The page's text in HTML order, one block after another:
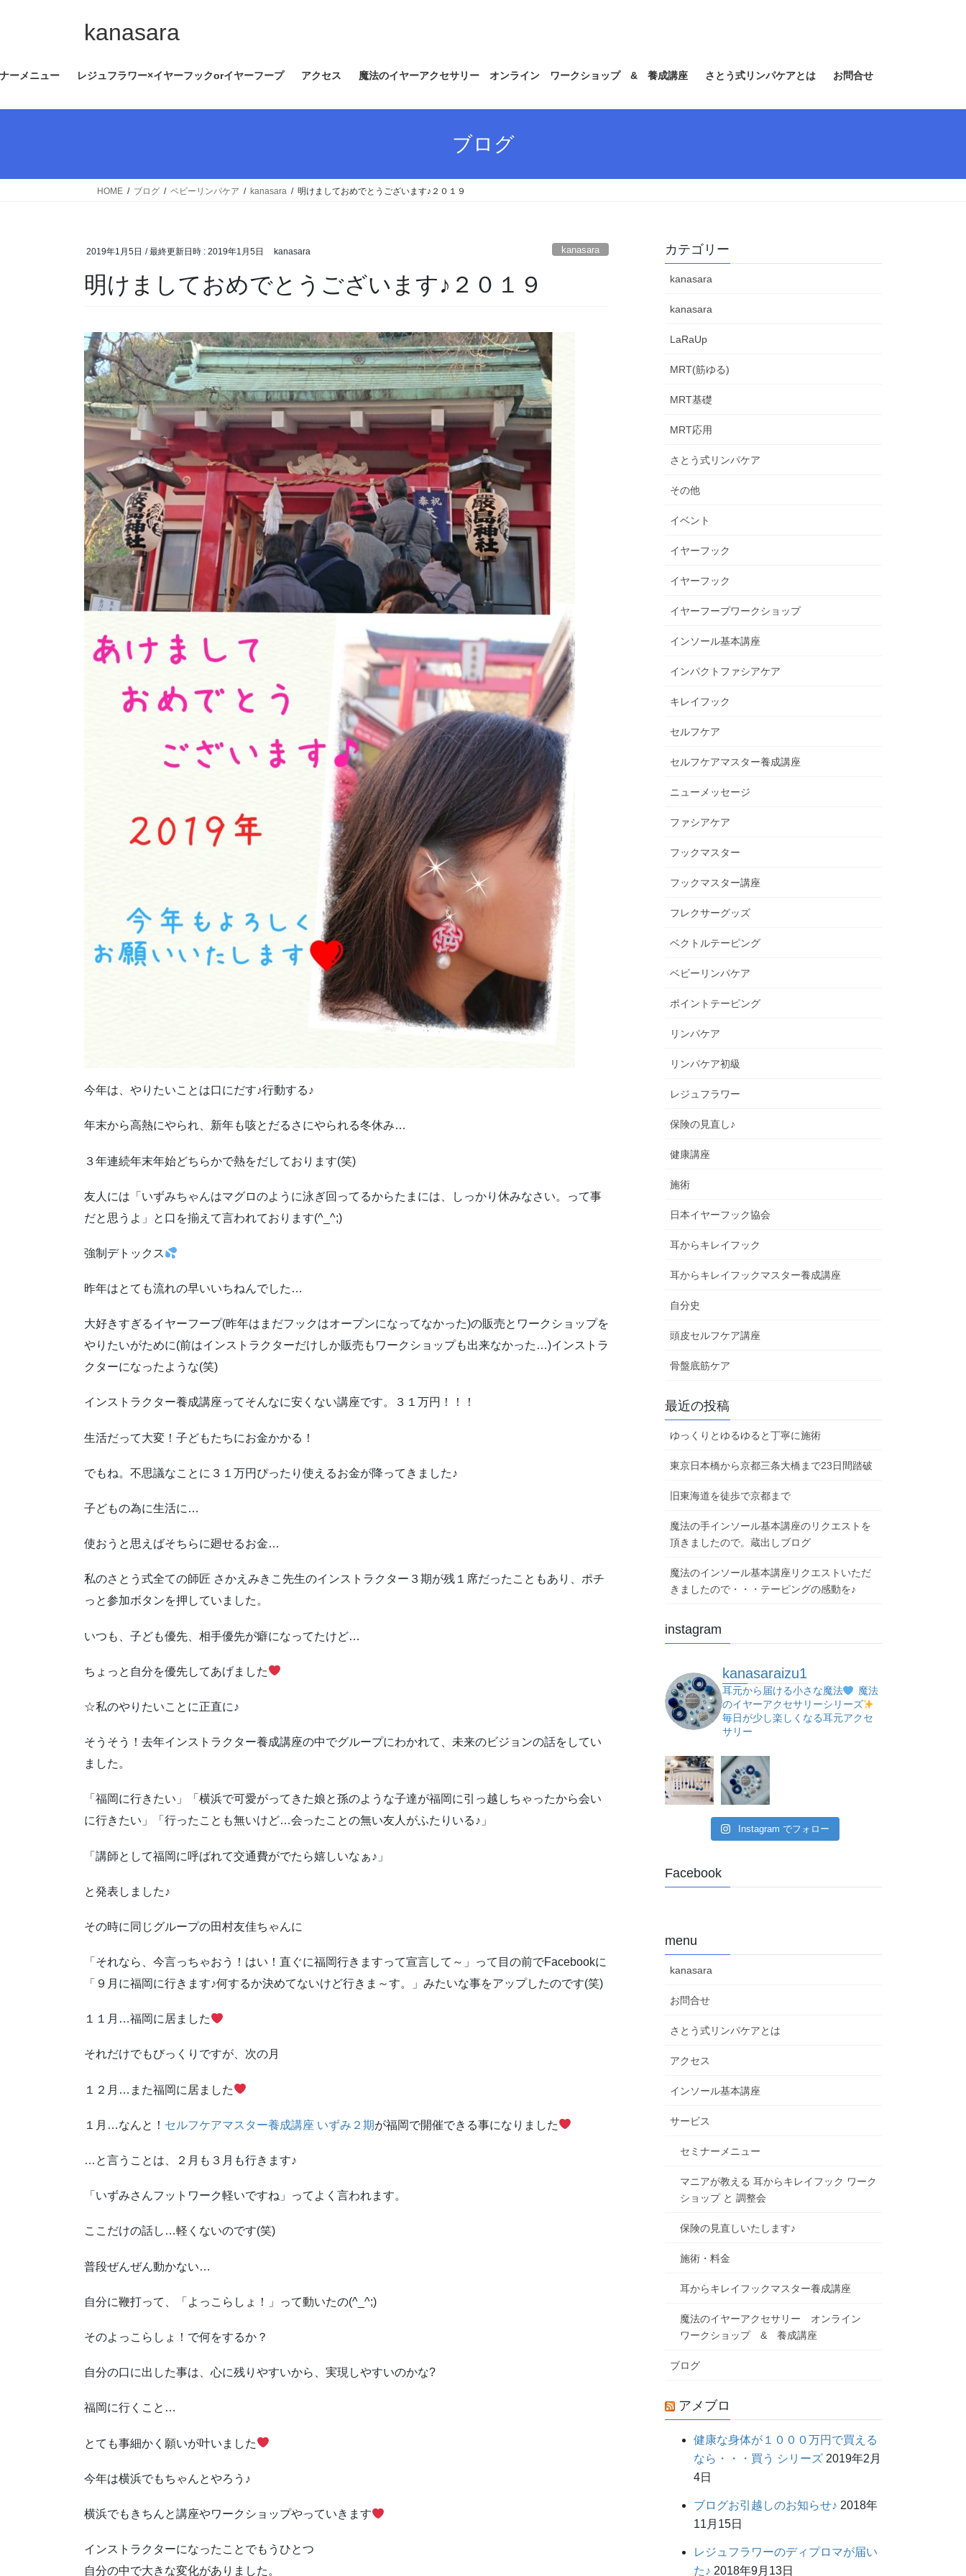
ツ
ス
シ
ン
kanasara
ーメニュー レジュフラワー×イヤーフックorイヤーフープ アクセス 魔法のイヤーアクセサリー オンライン ワークショップ & 養成講座 さとう式リンパケアとは お問合せ
ブログ
HOME ブログ ベビーリンパケア kanasara 明けましておめでとうございます♪２０１９
2019年1月5日 / 最終更新日時 : 2019年1月5日 kanasara kanasara
明けましておめでとうございます♪２０１９
今年は、やりたいことは口にだす♪行動する♪
年末から高熱にやられ、新年も咳とだるさにやられる冬休み…
３年連続年末年始どちらかで熱をだしております(笑)
友人には「いずみちゃんはマグロのように泳ぎ回ってるからたまには、しっかり休みなさい。って事
だと思うよ」と口を揃えて言われております(^_^;)
強制デトックス
昨年はとても流れの早いいちねんでした…
大好きすぎるイヤーフープ(昨年はまだフックはオープンになってなかった)の販売とワークショップを
やりたいがために(前はインストラクターだけしか販売もワークショップも出来なかった…)インストラ
クターになったような(笑)
インストラクター養成講座ってそんなに安くない講座です。３１万円！！！
生活だって大変！子どもたちにお金かかる！
でもね。不思議なことに３１万円ぴったり使えるお金が降ってきました♪
子どもの為に生活に…
使おうと思えばそちらに廻せるお金…
私のさとう式全ての師匠 さかえみきこ先生のインストラクター３期が残１席だったこともあり、ポチ
っと参加ボタンを押していました。
いつも、子ども優先、相手優先が癖になってたけど…
ちょっと自分を優先してあげました
☆私のやりたいことに正直に♪
そうそう！去年インストラクター養成講座の中でグループにわかれて、未来のビジョンの話をしてい
ました。
「福岡に行きたい」「横浜で可愛がってきた娘と孫のような子達が福岡に引っ越しちゃったから会い
に行きたい」「行ったことも無いけど…会ったことの無い友人がふたりいる♪」
「講師として福岡に呼ばれて交通費がでたら嬉しいなぁ♪」
と発表しました♪
その時に同じグループの田村友佳ちゃんに
「それなら、今言っちゃおう！はい！直ぐに福岡行きますって宣言して～」って目の前でFacebookに
「９月に福岡に行きます♪何するか決めてないけど行きま～す。」みたいな事をアップしたのです(笑)
１１月…福岡に居ました
それだけでもびっくりですが、次の月
１２月…また福岡に居ました
１月…なんと！ セルフケアマスター養成講座 いずみ２期が福岡で開催できる事になりました
…と言うことは、２月も３月も行きます♪
「いずみさんフットワーク軽いですね」ってよく言われます。
ここだけの話し…軽くないのです(笑)
普段ぜんぜん動かない…
自分に鞭打って、「よっこらしょ！」って動いたの(^_^;)
そのよっこらしょ！で何をするか？
自分の口に出した事は、心に残りやすいから、実現しやすいのかな?
福岡に行くこと…
とても事細かく願いが叶いました
今年は横浜でもちゃんとやろう♪
横浜でもきちんと講座やワークショップやっていきます
インストラクターになったことでもうひとつ
自分の中で大きな変化がありました。
カテゴリー
kanasara
kanasara
LaRaUp
MRT(筋ゆる)
MRT基礎
MRT応用
さとう式リンパケア
その他
イベント
イヤーフック
イヤーフック
イヤーフープワークショップ
インソール基本講座
インパクトファシアケア
キレイフック
セルフケア
セルフケアマスター養成講座
ニューメッセージ
ファシアケア
フックマスター
フックマスター講座
フレクサーグッズ
ベクトルテーピング
ベビーリンパケア
ポイントテーピング
リンパケア
リンパケア初級
レジュフラワー
保険の見直し♪
健康講座
施術
日本イヤーフック協会
耳からキレイフック
耳からキレイフックマスター養成講座
自分史
頭皮セルフケア講座
骨盤底筋ケア
最近の投稿
ゆっくりとゆるゆると丁寧に施術
東京日本橋から京都三条大橋まで23日間踏破
旧東海道を徒歩で京都まで
魔法の手インソール基本講座のリクエストを
頂きましたので。蔵出しブログ
魔法のインソール基本講座リクエストいただ
きましたので・・・テーピングの感動を♪
instagram
kanasaraizu1
耳元から届ける小さな魔法
魔法
のイヤーアクセサリーシリーズ
毎日が少し楽しくなる耳元アクセ
サリー
Instagram でフォロー
Facebook
menu
kanasara
お問合せ
さとう式リンパケアとは
アクセス
インソール基本講座
サービス
セミナーメニュー
マニアが教える 耳からキレイフック ワーク
ショップ と 調整会
保険の見直しいたします♪
施術・料金
耳からキレイフックマスター養成講座
魔法のイヤーアクセサリー オンライン
ワークショップ & 養成講座
ブログ
アメブロ
健康な身体が１０００万円で買える
なら・・・買う シリーズ 2019年2月
4日
ブログお引越しのお知らせ♪ 2018年
11月15日
レジュフラワーのディプロマが届い
た♪ 2018年9月13日